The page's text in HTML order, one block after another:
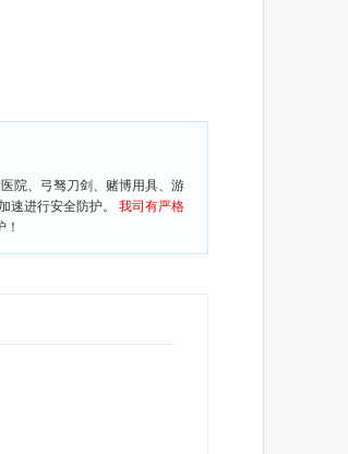
院、弓驽刀剑、赌博用具、游
速进行安全防护。 我司有严格